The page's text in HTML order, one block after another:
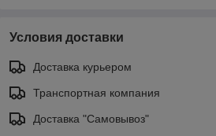
Условия доставки
Доставка курьером
Транспортная компания
Доставка "Самовывоз"